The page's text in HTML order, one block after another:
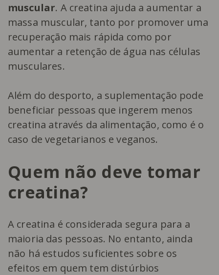
muscular. A creatina ajuda a aumentar a
massa muscular, tanto por promover uma
recuperação mais rápida como por
aumentar a retenção de água nas células
musculares.
Além do desporto, a suplementação pode
beneficiar pessoas que ingerem menos
creatina através da alimentação, como é o
caso de vegetarianos e veganos.
Quem não deve tomar
creatina?
A creatina é considerada segura para a
maioria das pessoas. No entanto, ainda
não há estudos suficientes sobre os
efeitos em quem tem distúrbios